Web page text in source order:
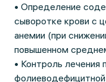
• Определение
сыворотке крови с
анемии (при
повышенном
• Контроль лечения
фолиеводефицитной